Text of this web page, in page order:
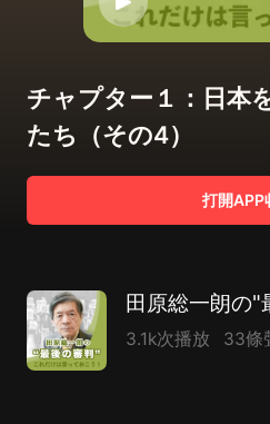
チャプター１：日本
たち（その4）
打開APP
田原総一朗の"
3.1k次播放 33條